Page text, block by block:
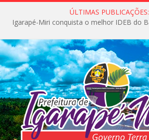
ÚLTIMAS PUBLICAÇÕES: